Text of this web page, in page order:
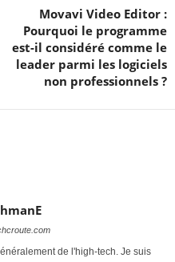
Movavi Video Editor :
Pourquoi le programme
est-il considéré comme le
leader parmi les logiciels
non professionnels ?
de l'high-tech. Je suis